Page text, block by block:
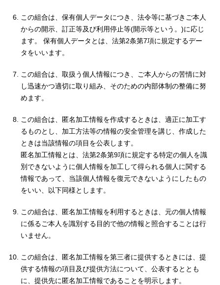
この組合は、保有個人データにつき、法令等に基づきご本人
からの開示、訂正等及び利用停止等(開示等という。)に応じ
ます。 保有個人データとは、法第2条第7項に規定するデー
タをいいます。
この組合は、取扱う個人情報につき、ご本人からの苦情に対
し迅速かつ適切に取り組み、そのための内部体制の整備に努
めます。
この組合は、匿名加工情報を作成するときは、適正に加工す
るものとし、加工方法等の情報の安全管理を講じ、作成した
ときは当該情報の項目を公表します。
匿名加工情報とは、法第2条第9項に規定する特定の個人を識
別できないように個人情報を加工して得られる個人に関する
情報であって、当該個人情報を復元できないようにしたもの
をいい、以下同様とします。
この組合は、匿名加工情報を利用するときは、元の個人情報
に係るご本人を識別する目的で他の情報と照合することは行
いません。
この組合は、匿名加工情報を第三者に提供するときには、提
供する情報の項目及び提供方法について、公表するととも
に、提供先に匿名加工情報であることを明示します。